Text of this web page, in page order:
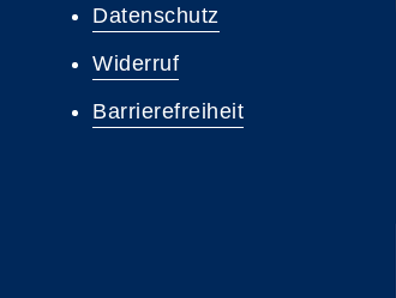
Datenschutz
Widerruf
Barrierefreiheit